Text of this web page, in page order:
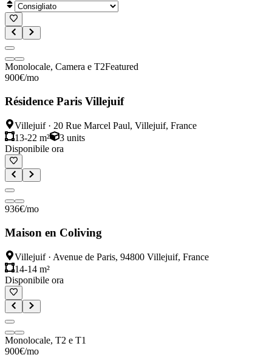
Monolocale, Camera e T2Featured
900€/mo
Résidence Paris Villejuif
Villejuif· 20 Rue Marcel Paul, Villejuif, France
13-22 m²
3 units
Disponibile ora
936€/mo
Maison en Coliving
Villejuif· Avenue de Paris, 94800 Villejuif, France
14-14 m²
Disponibile ora
Monolocale, T2 e T1
900€/mo